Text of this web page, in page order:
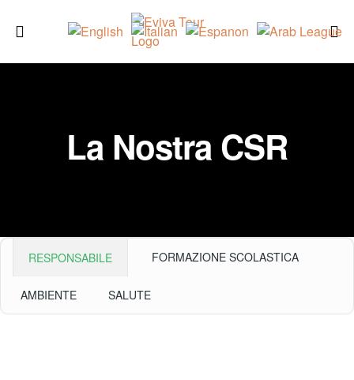
La Nostra CSR
RESPONSABILE FORMAZIONE SCOLASTICA
AMBIENTE SALUTE